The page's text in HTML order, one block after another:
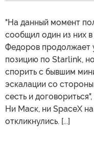
"На данный момент
сообщил один из них
Федоров продолжает
позицию по Starlink,
спорить с бывшим
эскалации со
сесть и
Ни Маск, ни SpaceX
откликнулись. [...]